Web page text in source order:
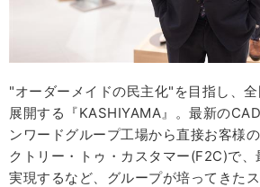
"オーダーメイドの民主化"を目指し、
展開する『KASHIYAMA』。最新の
ンワードグループ工場から直接お客様
クトリー・トゥ・カスタマー(F2C)で
実現するなど、グループが培ってきた